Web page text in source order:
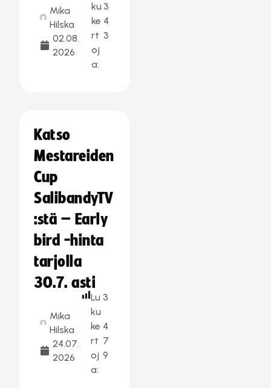
Mika
Hilska
02.08.
2026
ku
ke
rt
oj
a:
3
4
3
Katso
Mestareiden
Cup
SalibandyTV
:stä – Early
bird -hinta
tarjolla
30.7. asti
Mika
Hilska
24.07.
2026
Lu
ku
ke
rt
oj
a:
3
4
7
9